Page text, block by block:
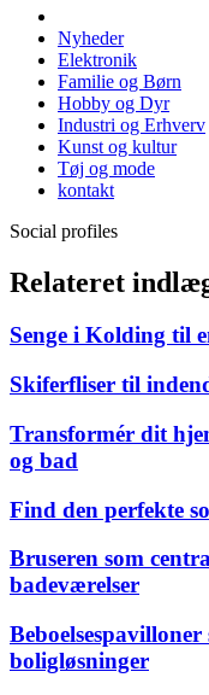
Nyheder
Elektronik
Familie og Børn
Hobby og Dyr
Industri og Erhverv
Kunst og kultur
Tøj og mode
kontakt
Social profiles
Relateret
Senge i Kolding til
Skiferfliser til
Transformér dit
og bad
Find den perfekte
Bruseren som
badeværelser
boligløsninger